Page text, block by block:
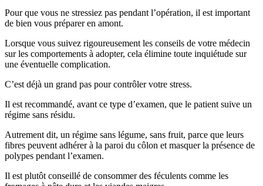
Pour que vous ne stressiez pas pendant l’opération, il est important
de bien vous préparer en amont.
Lorsque vous suivez rigoureusement les conseils de votre médecin
sur les comportements à adopter, cela élimine toute inquiétude sur
une éventuelle complication.
C’est déjà un grand pas pour contrôler votre stress.
Il est recommandé, avant ce type d’examen, que le patient suive un
régime sans résidu.
Autrement dit, un régime sans légume, sans fruit, parce que leurs
fibres peuvent adhérer à la paroi du côlon et masquer la présence de
polypes pendant l’examen.
Il est plutôt conseillé de consommer des féculents comme les